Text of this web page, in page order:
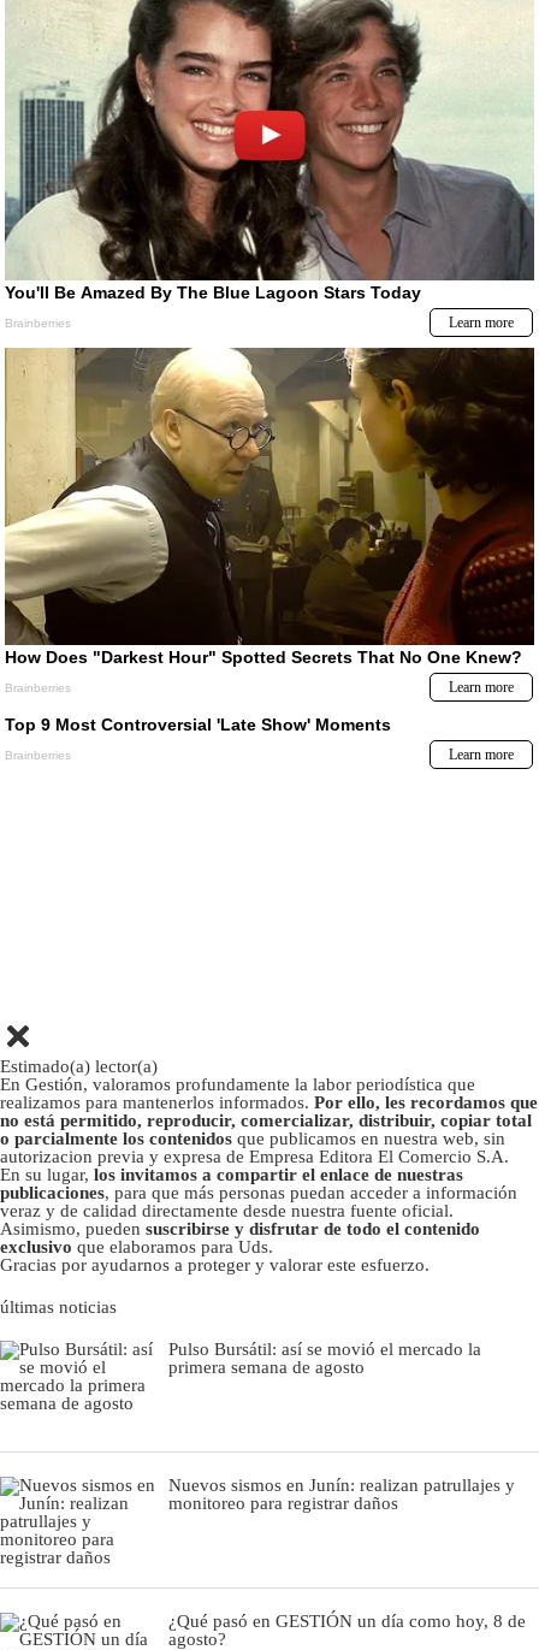
Estimado(a) lector(a)
En Gestión, valoramos profundamente la labor periodística que
realizamos para mantenerlos informados. Por ello, les recordamos que
no está permitido, reproducir, comercializar, distribuir, copiar total
o parcialmente los contenidos que publicamos en nuestra web, sin
autorizacion previa y expresa de Empresa Editora El Comercio S.A.
En su lugar, los invitamos a compartir el enlace de nuestras
publicaciones, para que más personas puedan acceder a información
veraz y de calidad directamente desde nuestra fuente oficial.
Asimismo, pueden suscribirse y disfrutar de todo el contenido
exclusivo que elaboramos para Uds.
Gracias por ayudarnos a proteger y valorar este esfuerzo.
últimas noticias
Pulso Bursátil: así se movió el mercado la
primera semana de agosto
Nuevos sismos en Junín: realizan patrullajes y
monitoreo para registrar daños
¿Qué pasó en GESTIÓN un día como hoy, 8 de
agosto?